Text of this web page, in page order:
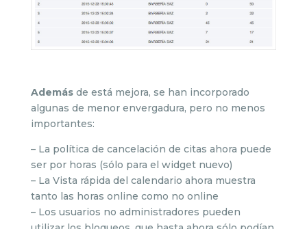
Ademásde está mejora, se han incorporado
algunas de menor envergadura, pero no menos
importantes:
– La política de cancelación de citas ahora puede
ser por horas (sólo para el widget nuevo)
– La Vista rápida del calendario ahora muestra
tanto las horas online como no online
– Los usuarios no administradores pueden